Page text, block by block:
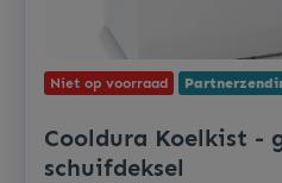
Niet op voorraad
Cooldura Koelkist -
schuifdeksel